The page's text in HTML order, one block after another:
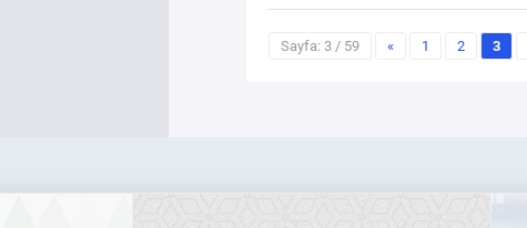
Sayfa: 3 / 59 « 1 2 3